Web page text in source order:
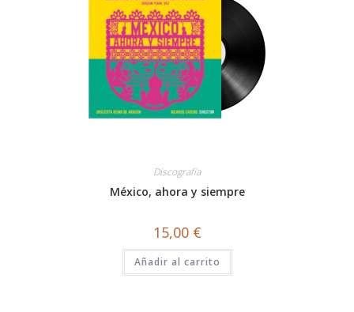
Discografía
México, ahora y siempre
15,00 €
Añadir al carrito